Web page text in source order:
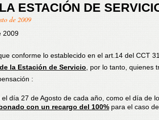
ESTACIÓN DE
de 2009
2009
conforme lo establecido en el art.14 del CCT
la Estación de Servicio , por lo tanto, quienes
:
día 27 de Agosto de cada año, como el día de
con un recargo del 100% para el caso